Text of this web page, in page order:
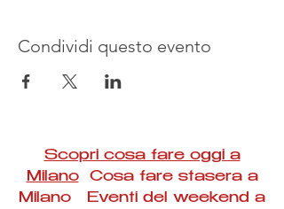
Condividi questo evento
Scopri cosa fare oggi a
MilanoCosa fare stasera a
Milano Eventi del weekend a